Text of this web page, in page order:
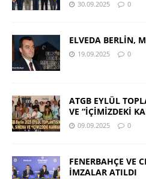
30.09.2025 0
ELVEDA BERLİN,
19.09.2025 0
ATGB EYLÜL
VE “İÇİMİZDEKİ
09.09.2025 0
FENERBAHÇE VE
İMZALAR ATILDI